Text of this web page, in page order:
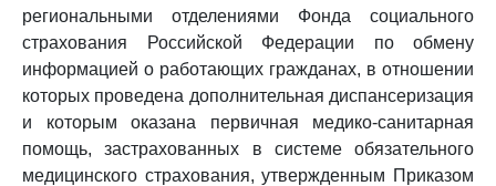
региональными отделениями Фонда социального
страхования Российской Федерации по обмену
информацией о работающих гражданах, в отношении
которых проведена дополнительная диспансеризация
и которым оказана первичная медико-санитарная
помощь, застрахованных в системе обязательного
медицинского страхования, утвержденным Приказом